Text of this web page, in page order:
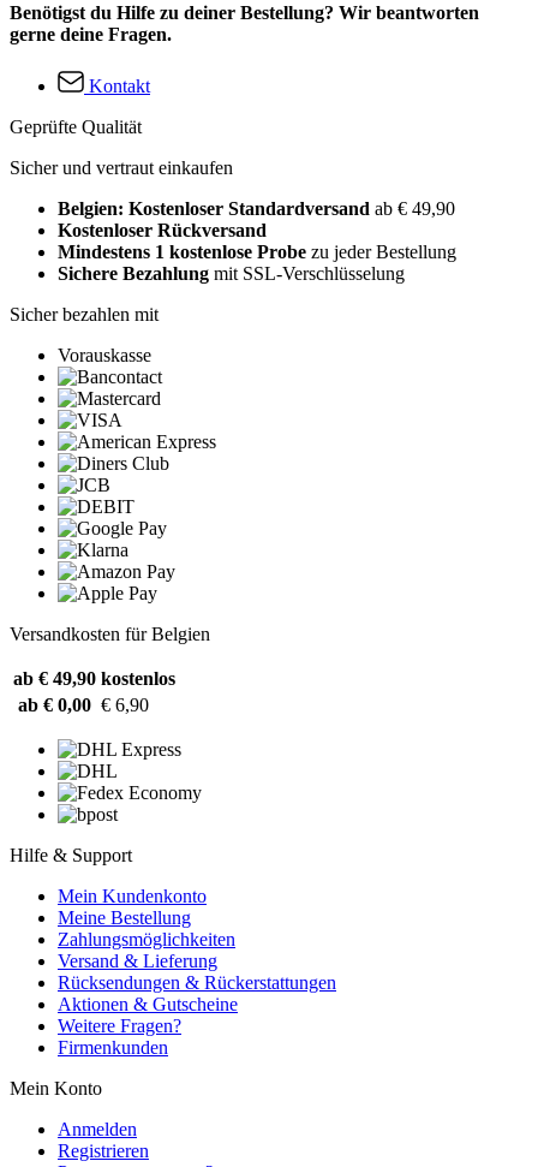
Benötigst du Hilfe zu deiner Bestellung? Wir beantworten
gerne deine Fragen.
Kontakt
Geprüfte Qualität
Sicher und vertraut einkaufen
Belgien: Kostenloser Standardversand ab € 49,90
Kostenloser Rückversand
Mindestens 1 kostenlose Probe zu jeder Bestellung
Sichere Bezahlung mit SSL-Verschlüsselung
Sicher bezahlen mit
Vorauskasse
Versandkosten für Belgien
ab € 49,90 kostenlos
ab € 0,00 € 6,90
Hilfe & Support
Mein Kundenkonto
Meine Bestellung
Zahlungsmöglichkeiten
Versand & Lieferung
Rücksendungen & Rückerstattungen
Aktionen & Gutscheine
Weitere Fragen?
Firmenkunden
Mein Konto
Anmelden
Registrieren